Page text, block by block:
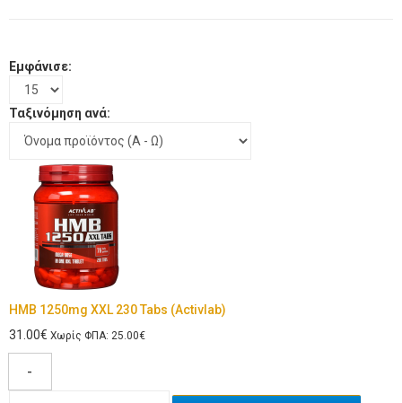
Εμφάνισε:
Ταξινόμηση ανά:
HMB 1250mg XXL 230 Tabs (Activlab)
31.00€ Χωρίς ΦΠΑ: 25.00€
-